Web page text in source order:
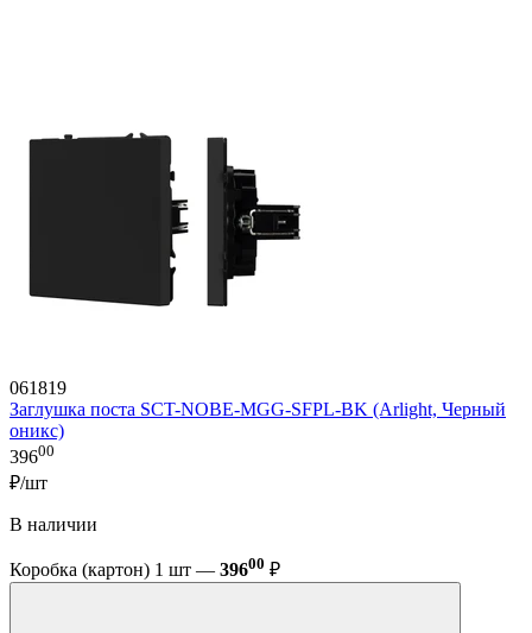
061819
Заглушка поста SCT-NOBE-MGG-SFPL-BK (Arlight, Черный
оникс)
39600
₽/шт
В наличии
Коробка (картон) 1 шт — 39600 ₽